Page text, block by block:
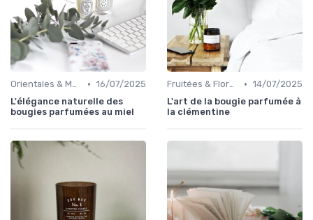
Orientales & Musquées • 16/07/2025
L'élégance naturelle des
bougies parfumées au miel
Fruitées & Florales • 14/07/2025
L'art de la bougie parfumée à
la clémentine